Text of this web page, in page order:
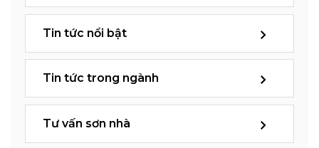
Tin tức nổi bật
Tin tức trong ngành
Tư vấn sơn nhà